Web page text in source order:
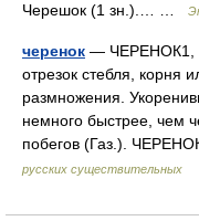
Черешок (1 зн.).… …
черенок — ЧЕРЕНОК1,
отрезок стебля, корня
размножения.
немного быстрее, чем
побегов (Газ.).
русских существительных